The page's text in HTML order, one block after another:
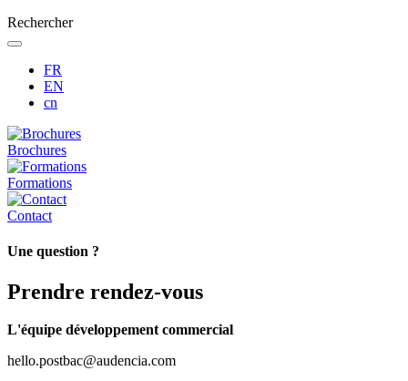
Rechercher
FR
EN
cn
Brochures
Formations
Contact
Une question ?
Prendre rendez-vous
L'équipe développement commercial
hello.postbac@audencia.com